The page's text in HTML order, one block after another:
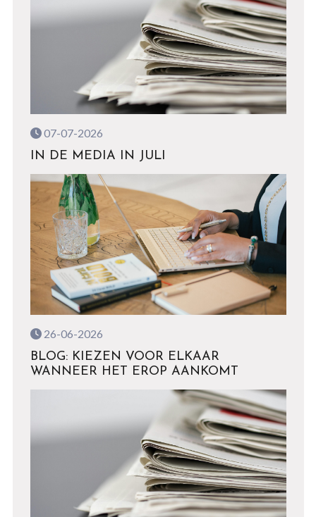
07-07-2026
IN DE MEDIA IN JULI
26-06-2026
BLOG: KIEZEN VOOR ELKAAR
WANNEER HET EROP AANKOMT